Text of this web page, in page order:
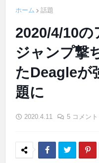
ホーム 話題
2020/4/10
ジャンプ撃
たDeagleが
題に
2020.4.11 5 コメント